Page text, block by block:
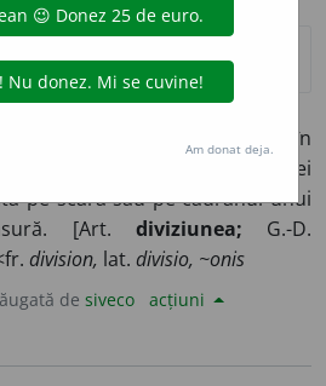
2) Fragment obținut în
Liniuță care corespunde unei
pe scara sau pe cadranul unui
[Art. diviziunea; G.-D.
division, lat. divisio, ~onis
de siveco acțiuni
Am donat deja.